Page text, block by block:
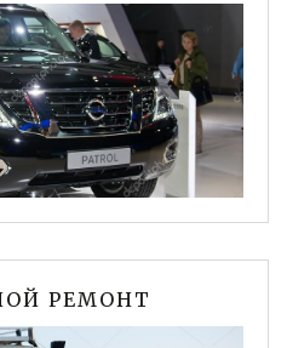
РЕМОНТ